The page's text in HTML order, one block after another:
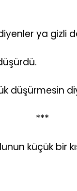
ya gizli
düşürmesin
***
küçük bir